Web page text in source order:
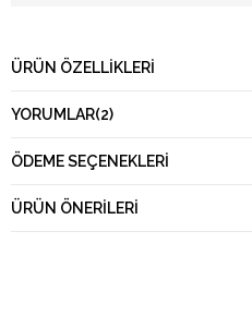
ÜRÜN ÖZELLIKLERI
YORUMLAR(2)
ÖDEME SEÇENEKLERI
ÜRÜN ÖNERILERI